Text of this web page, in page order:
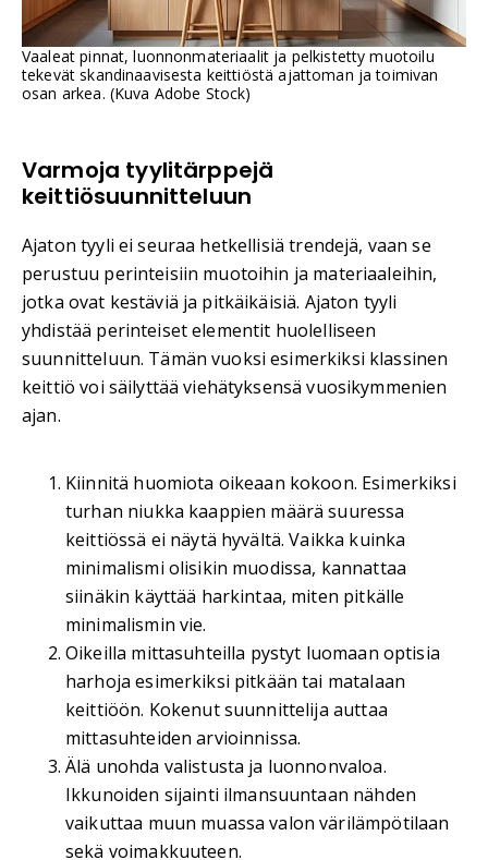
Vaaleat pinnat, luonnonmateriaalit ja pelkistetty muotoilu
tekevät skandinaavisesta keittiöstä ajattoman ja toimivan
osan arkea. (Kuva Adobe Stock)
Varmoja tyylitärppejä
keittiösuunnitteluun
Ajaton tyyli ei seuraa hetkellisiä trendejä, vaan se
perustuu perinteisiin muotoihin ja materiaaleihin,
jotka ovat kestäviä ja pitkäikäisiä. Ajaton tyyli
yhdistää perinteiset elementit huolelliseen
suunnitteluun. Tämän vuoksi esimerkiksi klassinen
keittiö voi säilyttää viehätyksensä vuosikymmenien
ajan.
Kiinnitä huomiota oikeaan kokoon. Esimerkiksi
turhan niukka kaappien määrä suuressa
keittiössä ei näytä hyvältä. Vaikka kuinka
minimalismi olisikin muodissa, kannattaa
siinäkin käyttää harkintaa, miten pitkälle
minimalismin vie.
Oikeilla mittasuhteilla pystyt luomaan optisia
harhoja esimerkiksi pitkään tai matalaan
keittiöön. Kokenut suunnittelija auttaa
mittasuhteiden arvioinnissa.
Älä unohda valistusta ja luonnonvaloa.
Ikkunoiden sijainti ilmansuuntaan nähden
vaikuttaa muun muassa valon värilämpötilaan
sekä voimakkuuteen.